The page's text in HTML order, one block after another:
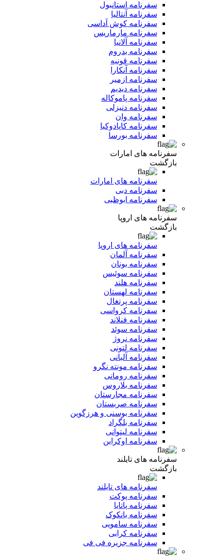
سفرنامه استانبول
سفرنامه آنتالیا
سفرنامه کوش آداسی
سفرنامه مارماریس
سفرنامه آلانیا
سفرنامه بدروم
سفرنامه قونیه
سفرنامه آنکارا
سفرنامه ازمیر
سفرنامه دیدیم
سفرنامه پاموکاله
سفرنامه دنیزلی
سفرنامه وان
سفرنامه کاپادوکیا
سفرنامه بورسا
سفرنامه های امارات
بازگشت
سفرنامه های امارات
سفرنامه دبی
سفرنامه ابوظبی
سفرنامه های اروپا
بازگشت
سفرنامه های اروپا
سفرنامه آلمان
سفرنامه یونان
سفرنامه سوئیس
سفرنامه هلند
سفرنامه لهستان
سفرنامه پرتغال
سفرنامه کرواسی
سفرنامه فنلاند
سفرنامه سوئد
سفرنامه نروژ
سفرنامه لتونی
سفرنامه آلبانی
سفرنامه مونته نگرو
سفرنامه رومانی
سفرنامه بلاروس
سفرنامه مجارستان
سفرنامه صربستان
سفرنامه بوسنی و هرزگوین
سفرنامه بلگراد
سفرنامه لیتوانی
سفرنامه اوکراین
سفرنامه های تایلند
بازگشت
سفرنامه های تایلند
سفرنامه پوکت
سفرنامه پاتایا
سفرنامه بانکوک
سفرنامه سامویی
سفرنامه کرابی
سفرنامه جزیره فی فی